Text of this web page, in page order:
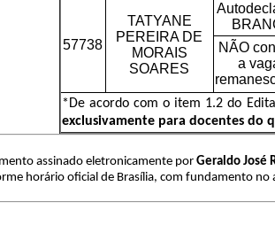
57738
TATYANE
PEREIRA DE
MORAIS
SOARES
NÃO
a
*De acordo com o item 1.2 do
exclusivamente para docentes do
assinado eletronicamente por Geraldo José
horário oficial de Brasília, com fundamento no